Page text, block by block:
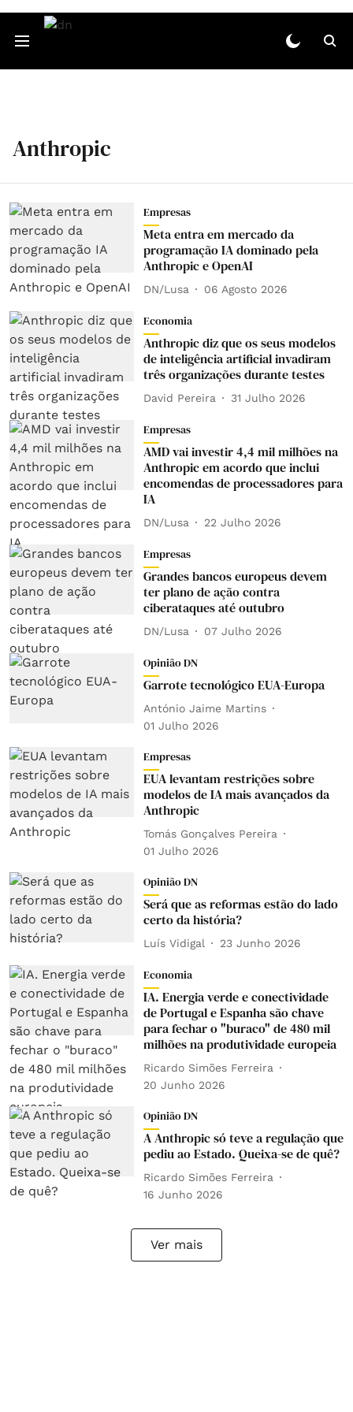
Anthropic
Empresas
Meta entra em mercado da
programação IA dominado pela
Anthropic e OpenAI
DN/Lusa 06 Agosto 2026
Economia
Anthropic diz que os seus modelos
de inteligência artificial invadiram
três organizações durante testes
David Pereira 31 Julho 2026
Empresas
AMD vai investir 4,4 mil milhões na
Anthropic em acordo que inclui
encomendas de processadores para
IA
DN/Lusa 22 Julho 2026
Empresas
Grandes bancos europeus devem
ter plano de ação contra
ciberataques até outubro
DN/Lusa 07 Julho 2026
Opinião DN
Garrote tecnológico EUA-Europa
António Jaime Martins
01 Julho 2026
Empresas
EUA levantam restrições sobre
modelos de IA mais avançados da
Anthropic
Tomás Gonçalves Pereira
01 Julho 2026
Opinião DN
Será que as reformas estão do lado
certo da história?
Luís Vidigal 23 Junho 2026
Economia
IA. Energia verde e conectividade
de Portugal e Espanha são chave
para fechar o "buraco" de 480 mil
milhões na produtividade europeia
Ricardo Simões Ferreira
20 Junho 2026
Opinião DN
A Anthropic só teve a regulação que
pediu ao Estado. Queixa-se de quê?
Ricardo Simões Ferreira
16 Junho 2026
Ver mais